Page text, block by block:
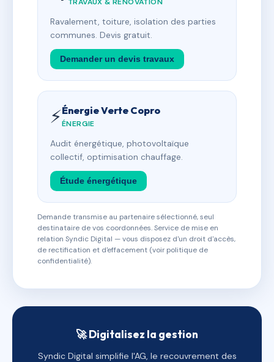
Ravalement, toiture, isolation des parties
communes. Devis gratuit.
Demander un devis travaux
⚡Énergie Verte Copro
ÉNERGIE
Audit énergétique, photovoltaïque
collectif, optimisation chauffage.
Étude énergétique
Demande transmise au partenaire sélectionné, seul
destinataire de vos coordonnées. Service de mise en
relation Syndic Digital — vous disposez d'un droit d'accès,
de rectification et d'effacement (voir politique de
confidentialité).
🚀 Digitalisez la gestion
Syndic Digital simplifie l'AG, le recouvrement des